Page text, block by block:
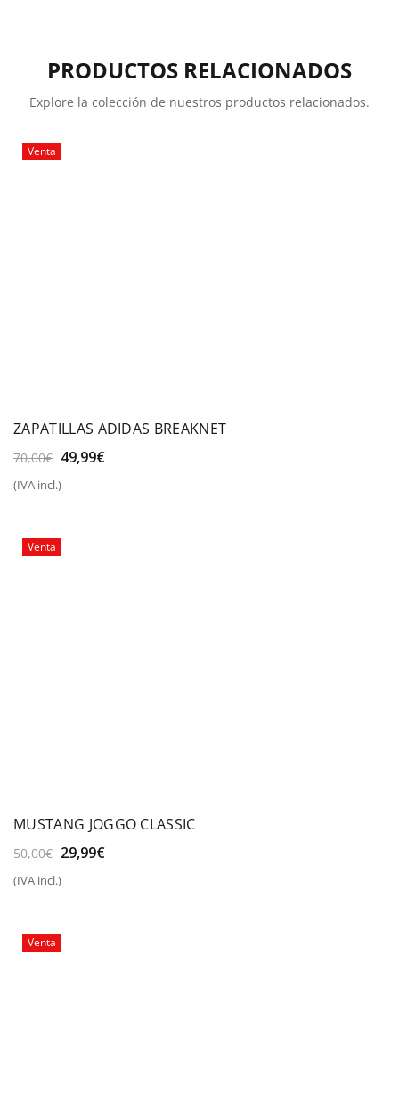
PRODUCTOS RELACIONADOS
Explore la colección de nuestros productos relacionados.
Venta
ZAPATILLAS ADIDAS BREAKNET
70,00€ El
original
49,99€El
(IVA incl.)
Venta
MUSTANG JOGGO CLASSIC
50,00€ El
original
29,99€El
(IVA incl.)
Venta